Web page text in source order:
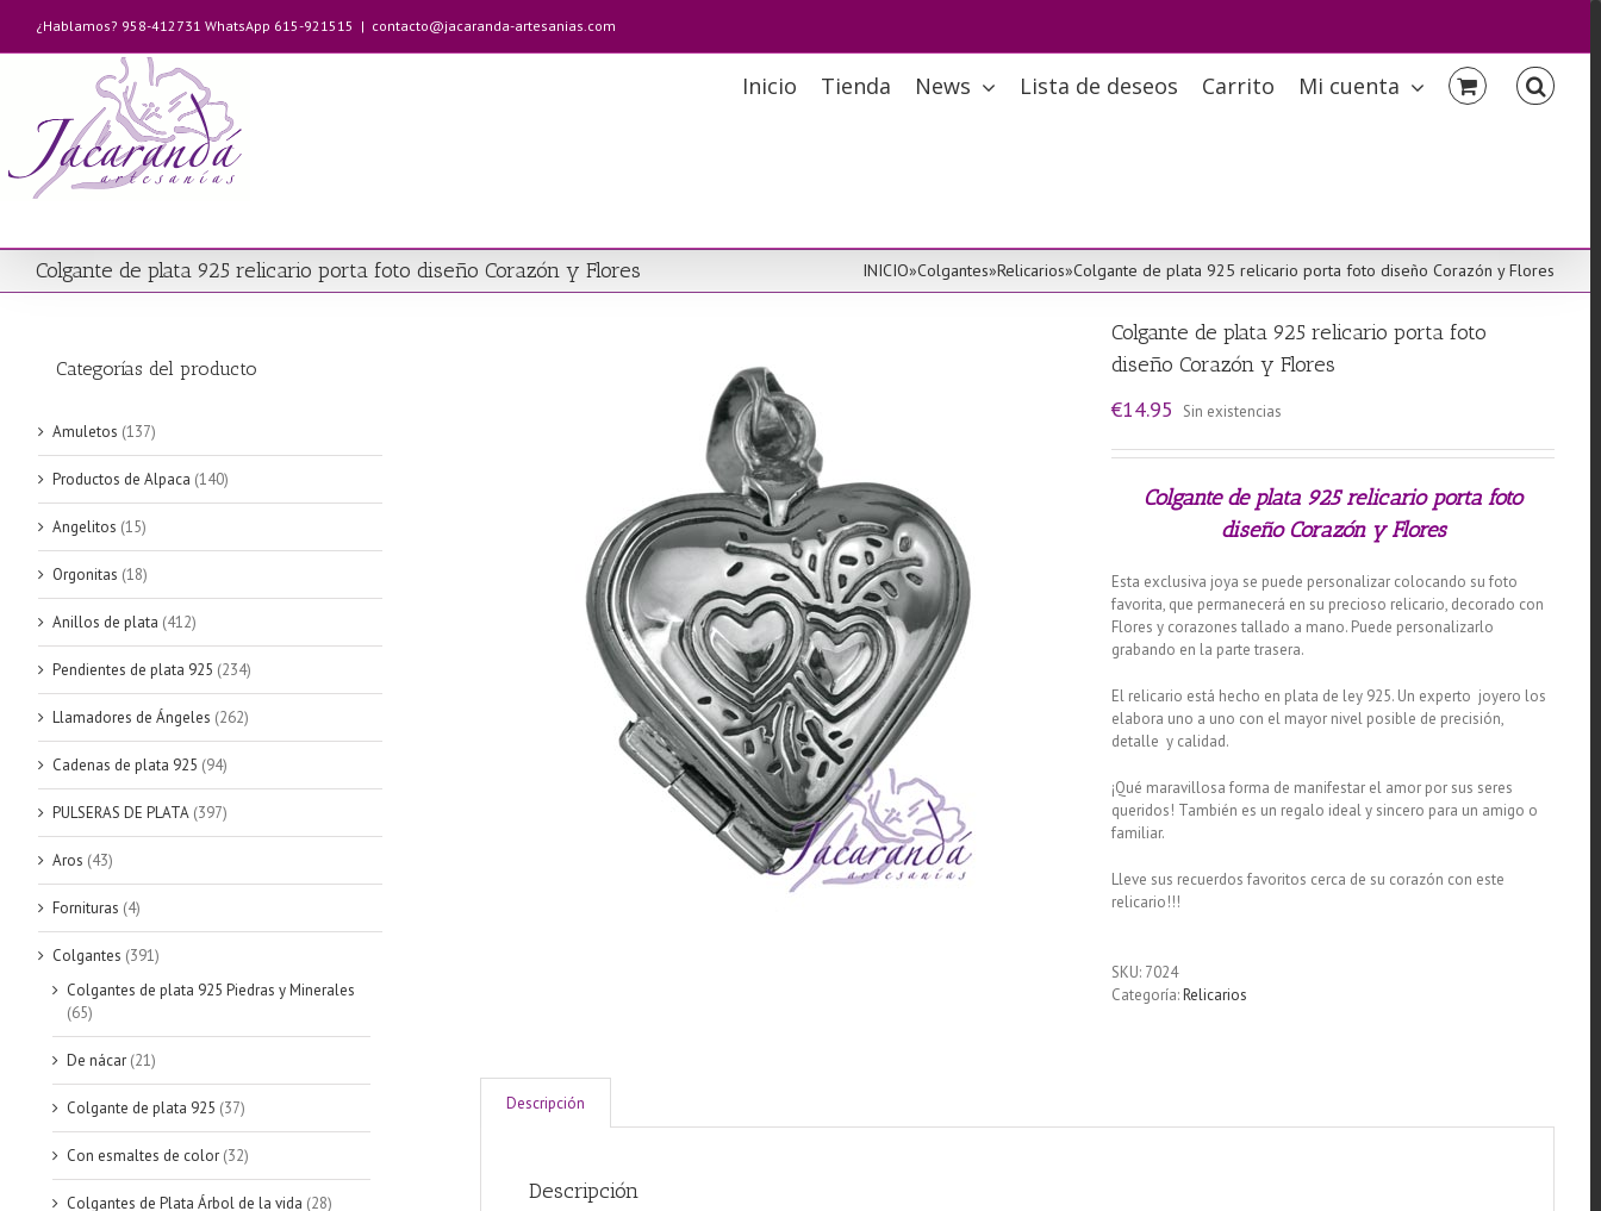
contenido
¿Hablamos? 958-412731 WhatsApp 615-921515 | contacto@jacaranda-artesanias.com
Inicio Tienda News Lista de deseos Carrito Mi cuenta
Colgante de plata 925 relicario porta foto diseño Corazón y Flores INICIO»Colgantes»Relicarios»Colgante de plata 925 relicario porta foto diseño Corazón y Flores
Colgante de plata 925 relicario porta foto
diseño Corazón y Flores
€14.95 Sin existencias
Colgante de plata 925 relicario porta foto
diseño Corazón y Flores
Esta exclusiva joya se puede personalizar colocando su foto
favorita, que permanecerá en su precioso relicario, decorado con
Flores y corazones tallado a mano. Puede personalizarlo
grabando en la parte trasera.
El relicario está hecho en plata de ley 925. Un experto joyero los
elabora uno a uno con el mayor nivel posible de precisión,
detalle y calidad.
¡Qué maravillosa forma de manifestar el amor por sus seres
queridos! También es un regalo ideal y sincero para un amigo o
familiar.
Lleve sus recuerdos favoritos cerca de su corazón con este
relicario!!!
SKU: 7024
Categoría:Relicarios
Descripción
Descripción
Categorías del producto
Amuletos (137)
Productos de Alpaca (140)
Angelitos (15)
Orgonitas (18)
Anillos de plata (412)
Pendientes de plata 925 (234)
Llamadores de Ángeles (262)
Cadenas de plata 925 (94)
PULSERAS DE PLATA (397)
Aros (43)
Fornituras (4)
Colgantes (391)
Colgantes de plata 925 Piedras y Minerales
(65)
De nácar (21)
Colgante de plata 925 (37)
Con esmaltes de color (32)
Colgantes de Plata Árbol de la vida (28)